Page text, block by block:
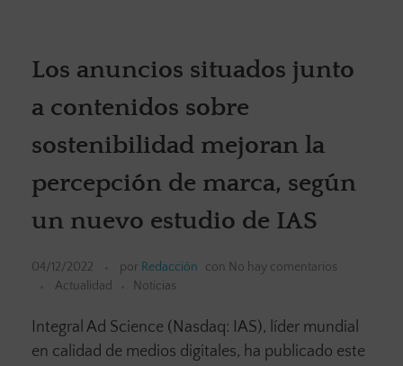
Los anuncios situados junto
a contenidos sobre
sostenibilidad mejoran la
percepción de marca, según
un nuevo estudio de IAS
04/12/2022 por Redacción con No hay comentarios
Actualidad
Noticias
Integral Ad Science (Nasdaq: IAS), líder mundial
en calidad de medios digitales, ha publicado este